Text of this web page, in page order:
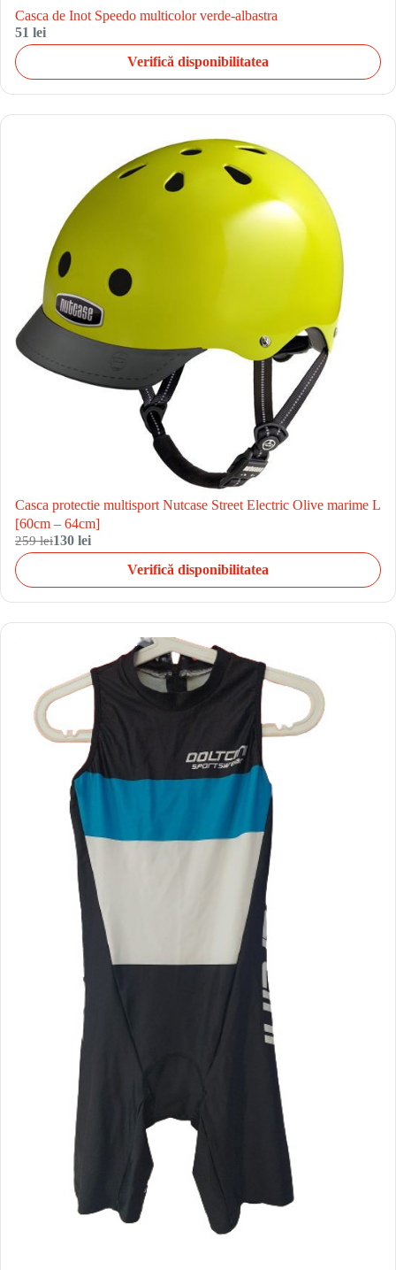
Casca de Inot Speedo multicolor verde-albastra
51 lei
Verifică disponibilitatea
Casca protectie multisport Nutcase Street Electric Olive marime L
[60cm – 64cm]
259 lei130 lei
Verifică disponibilitatea